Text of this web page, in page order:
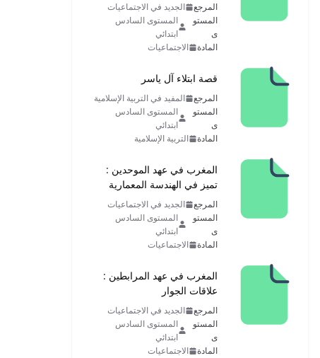
المرجع
الجديد في الاجتماعيات
المستو
ى
المستوى السادس
ابتدائي
المادة
الاجتماعيات
قصة ابتلاء آل ياسر
المرجع
المفيد في التربية الإسلامية
المستو
ى
المستوى السادس
ابتدائي
المادة
التربية الإسلامية
المغرب في عهد الموحدين :
تميز في الهندسة المعمارية
المرجع
الجديد في الاجتماعيات
المستو
ى
المستوى السادس
ابتدائي
المادة
الاجتماعيات
المغرب في عهد المرابطين :
علاقات الجوار
المرجع
الجديد في الاجتماعيات
المستو
ى
المستوى السادس
ابتدائي
المادة
الاجتماعيات